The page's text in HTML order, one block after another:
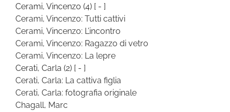
Cerami, Vincenzo (4) [ - ]
Cerami, Vincenzo: Tutti cattivi
Cerami, Vincenzo: L’incontro
Cerami, Vincenzo: Ragazzo di vetro
Cerami, Vincenzo: La lepre
Cerati, Carla (2) [ - ]
Cerati, Carla: La cattiva figlia
Cerati, Carla: fotografia originale
Chagall, Marc